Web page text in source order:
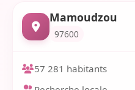
Mamoudzou
97600
57 281 habitants